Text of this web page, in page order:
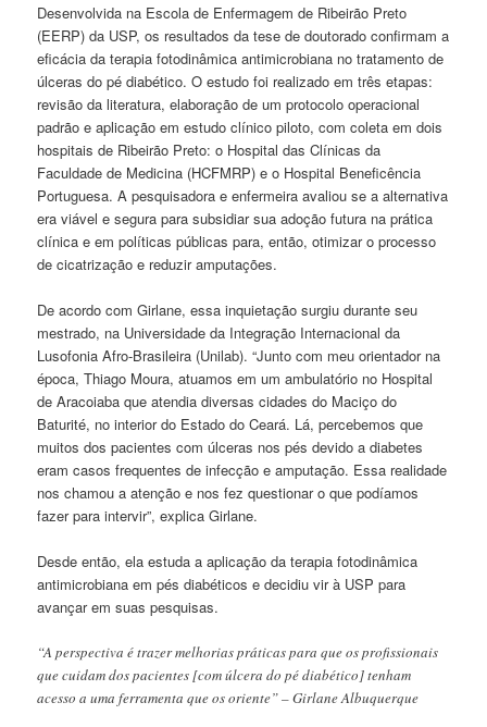
Desenvolvida na Escola de Enfermagem de Ribeirão Preto
(EERP) da USP, os resultados da tese de doutorado confirmam a
eficácia da terapia fotodinâmica antimicrobiana no tratamento de
úlceras do pé diabético. O estudo foi realizado em três etapas:
revisão da literatura, elaboração de um protocolo operacional
padrão e aplicação em estudo clínico piloto, com coleta em dois
hospitais de Ribeirão Preto: o Hospital das Clínicas da
Faculdade de Medicina (HCFMRP) e o Hospital Beneficência
Portuguesa. A pesquisadora e enfermeira avaliou se a alternativa
era viável e segura para subsidiar sua adoção futura na prática
clínica e em políticas públicas para, então, otimizar o processo
de cicatrização e reduzir amputações.
De acordo com Girlane, essa inquietação surgiu durante seu
mestrado, na Universidade da Integração Internacional da
Lusofonia Afro-Brasileira (Unilab). “Junto com meu orientador na
época, Thiago Moura, atuamos em um ambulatório no Hospital
de Aracoiaba que atendia diversas cidades do Maciço do
Baturité, no interior do Estado do Ceará. Lá, percebemos que
muitos dos pacientes com úlceras nos pés devido a diabetes
eram casos frequentes de infecção e amputação. Essa realidade
nos chamou a atenção e nos fez questionar o que podíamos
fazer para intervir”, explica Girlane.
Desde então, ela estuda a aplicação da terapia fotodinâmica
antimicrobiana em pés diabéticos e decidiu vir à USP para
avançar em suas pesquisas.
“A perspectiva é trazer melhorias práticas para que os profissionais
que cuidam dos pacientes [com úlcera do pé diabético] tenham
acesso a uma ferramenta que os oriente” – Girlane Albuquerque